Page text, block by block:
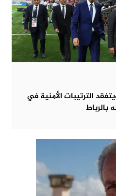
الترتيبات الأمنية في
بالرباط